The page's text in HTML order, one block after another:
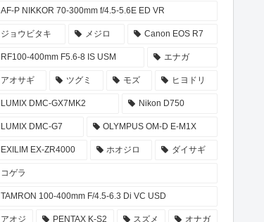
AF-P NIKKOR 70-300mm f/4.5-5.6E ED VR
ジョウビタキ メジロ Canon EOS R7
RF100-400mm F5.6-8 IS USM エナガ
アオサギ ツグミ モズ ヒヨドリ
LUMIX DMC-GX7MK2 Nikon D750
LUMIX DMC-G7 OLYMPUS OM-D E-M1X
EXILIM EX-ZR4000 ホオジロ ダイサギ
コゲラ
TAMRON 100-400mm F/4.5-6.3 Di VC USD
アオジ PENTAX K-S2 スズメ オナガ